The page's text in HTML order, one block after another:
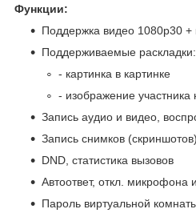
Функции:
Поддержка видео 1080р30 +
Поддерживаемые раскладки:
- картинка в картинке
- изображение участника
Запись аудио и видео,
Запись снимков (скриншотов)
DND, статистика вызовов
Автоответ, откл. микрофона
Пароль виртуальной